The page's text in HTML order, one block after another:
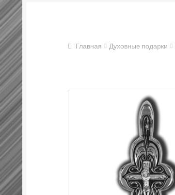
Главная Духовные подарки